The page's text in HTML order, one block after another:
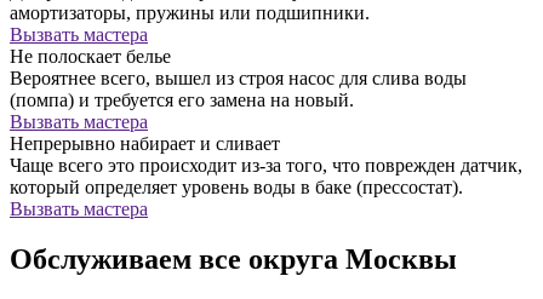
амортизаторы, пружины или подшипники.
Вызвать мастера
Не полоскает белье
Вероятнее всего, вышел из строя насос для слива воды
(помпа) и требуется его замена на новый.
Вызвать мастера
Непрерывно набирает и сливает
Чаще всего это происходит из-за того, что поврежден датчик,
который определяет уровень воды в баке (прессостат).
Вызвать мастера
Обслуживаем все округа Москвы